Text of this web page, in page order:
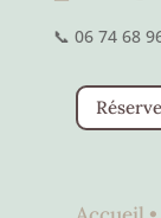
📞 06 74 68